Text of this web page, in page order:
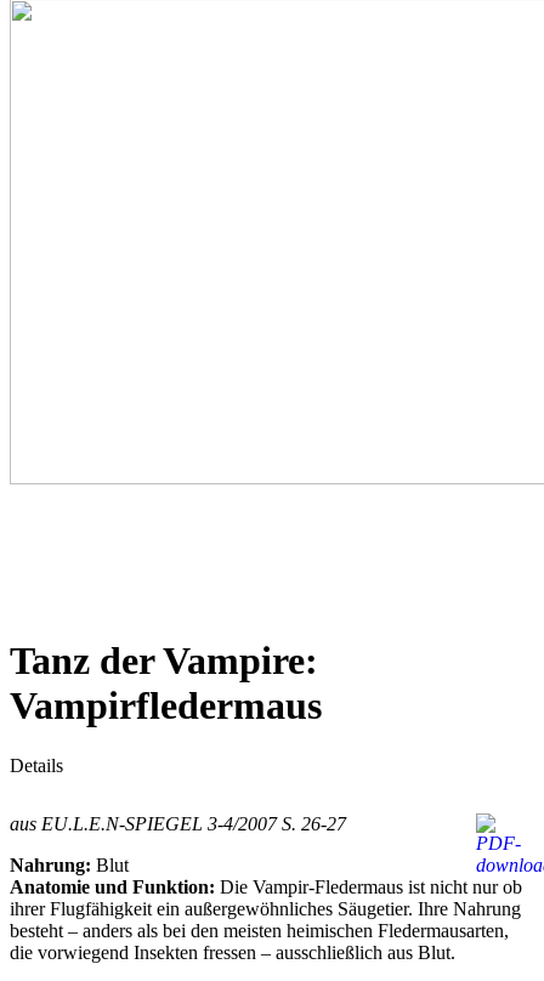
Tanz der Vampire:
Vampirfledermaus
Details
aus EU.L.E.N-SPIEGEL 3-4/2007 S. 26-27
Nahrung: Blut
Anatomie und Funktion: Die Vampir-Fledermaus ist nicht nur ob
ihrer Flugfähigkeit ein außergewöhnliches Säugetier. Ihre Nahrung
besteht – anders als bei den meisten heimischen Fledermausarten,
die vorwiegend Insekten fressen – ausschließlich aus Blut.